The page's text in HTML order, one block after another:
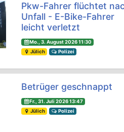
Pkw-Fahrer flüchtet
Unfall - E-Bike-Fahrer
leicht verletzt
Mo., 3. August 2026 11:30
Jülich
Polizei
Betrüger geschnappt
Fr., 31. Juli 2026 13:47
Jülich
Polizei